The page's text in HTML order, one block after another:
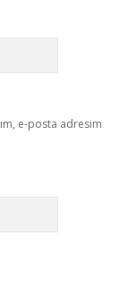
e-posta adresim